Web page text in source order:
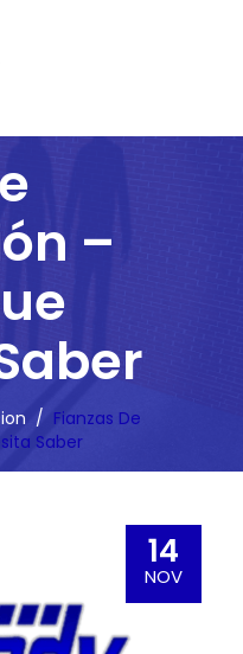
–
/ Fianzas De
Saber
14
NOV